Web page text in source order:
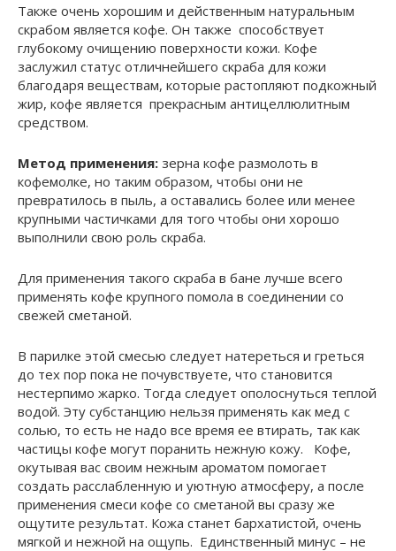
Также очень хорошим и действенным натуральным
скрабом является кофе. Он также способствует
глубокому очищению поверхности кожи. Кофе
заслужил статус отличнейшего скраба для кожи
благодаря веществам, которые растопляют подкожный
жир, кофе является прекрасным антицеллюлитным
средством.
Метод применения: зерна кофе размолоть в
кофемолке, но таким образом, чтобы они не
превратилось в пыль, а оставались более или менее
крупными частичками для того чтобы они хорошо
выполнили свою роль скраба.
Для применения такого скраба в бане лучше всего
применять кофе крупного помола в соединении со
свежей сметаной.
В парилке этой смесью следует натереться и греться
до тех пор пока не почувствуете, что становится
нестерпимо жарко. Тогда следует ополоснуться теплой
водой. Эту субстанцию нельзя применять как мед с
солью, то есть не надо все время ее втирать, так как
частицы кофе могут поранить нежную кожу. Кофе,
окутывая вас своим нежным ароматом помогает
создать расслабленную и уютную атмосферу, а после
применения смеси кофе со сметаной вы сразу же
ощутите результат. Кожа станет бархатистой, очень
мягкой и нежной на ощупь. Единственный минус – не